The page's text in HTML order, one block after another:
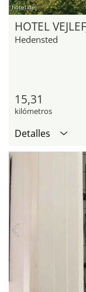
hotel.de
HOTEL
Hedensted
15,31
kilómetros
Detalles